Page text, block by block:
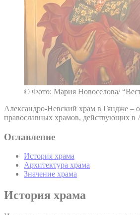
© Фото: Мария Новоселова/
Александро-Невский храм в Гяндже –
православных храмов, действующих в
Оглавление
История храма
Архитектура храма
Значение храма
История храма